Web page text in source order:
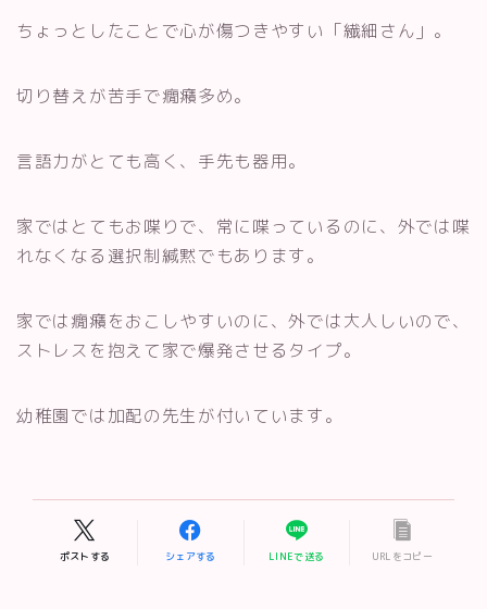
ちょっとしたことで心が傷つきやすい「繊細さん」。
切り替えが苦手で癇癪多め。
言語力がとても高く、手先も器用。
家ではとてもお喋りで、常に喋っているのに、外では喋
れなくなる選択制緘黙でもあります。
家では癇癪をおこしやすいのに、外では大人しいので、
ストレスを抱えて家で爆発させるタイプ。
幼稚園では加配の先生が付いています。
ポストする シェアする LINEで送る URLをコピー